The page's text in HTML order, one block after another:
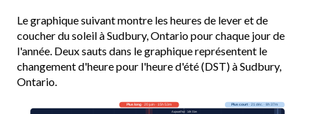
Le graphique suivant montre les heures de lever et de
coucher du soleil à Sudbury, Ontario pour chaque jour de
l'année. Deux sauts dans le graphique représentent le
changement d'heure pour l'heure d'été (DST) à Sudbury,
Ontario.
Plus long· 20 juin · 15h 53m Plus court· 21 déc. · 8h 37m
Aujourd’hui · 14h 31m